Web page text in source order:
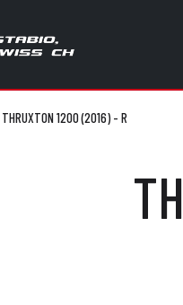
THRUXTON 1200 (2016) - R